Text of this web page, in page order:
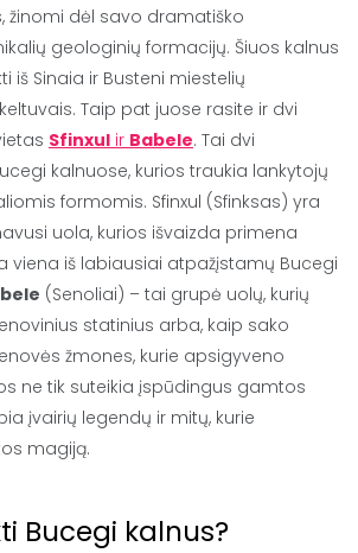
žinomi dėl savo dramatiško
geologinių formacijų. Šiuos kalnus
iš Sinaia ir Busteni miestelių
Taip pat juose rasite ir dvi
Sfinxul ir Babele. Tai dvi
kalnuose, kurios traukia lankytojų
formomis. Sfinxul (Sfinksas) yra
uola, kurios išvaizda primena
viena iš labiausiai atpažįstamų Bucegi
(Senoliai) – tai grupė uolų, kurių
statinius arba, kaip sako
žmones, kurie apsigyveno
ne tik suteikia įspūdingus gamtos
įvairių legendų ir mitų, kurie
magiją.
Bucegi kalnus?